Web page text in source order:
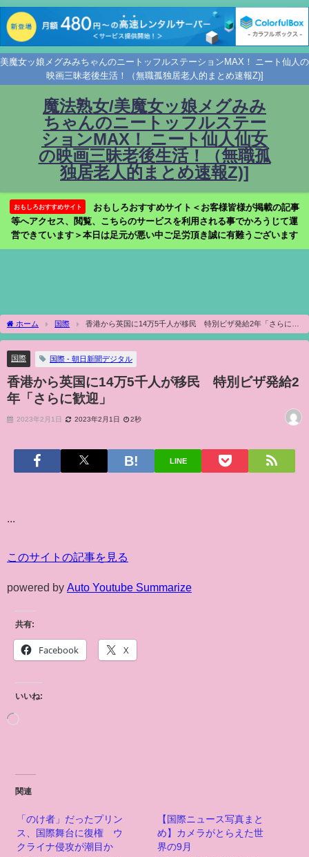
美魔女ッ娘メグみみちゃんのニートッフルステーションMAX！ ニート仙人の
映画三昧老後生活！（無職孤独居老人的まとめ速報Z)]
魔法熟女/美魔女ッ娘メグみみ
ちゃんのニートッフルステー
ションMAX！ ニート仙人仙女
の映画三昧老後生活！（無職孤
独居老人的まとめ速報Z)]
おもしろおすすめサイト
おもしろおすすめサイト＜お客様皆様が掲載の記事
等へアクセス、閲覧、こちらのサービスを利用される事でかろうじて運
営できています＞本日は足元が悪い中ご足労頂き誠に有難うございます
ホーム 国際
香港から英国に14万5千人が移民 特別ビザ発給2年「さらに歓
迎」
国際 国際 - 朝日新聞デジタル
香港から英国に14万5千人が移民 特別ビザ発給2
年「さらに歓迎」
2023年2月1日 2023年2月1日 2秒
LINE
このサイトの記事を見る
powered by Auto Youtube Summarize
共有:
Facebook X
いいね:
関連
「のけ者」だったプリン
ス、国際舞台に復権 ウ
クライナ侵攻が潮目か
【国際ニュース写真まと
め】カメラがとらえた世
界の9月